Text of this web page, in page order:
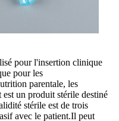
pour l'insertion clinique
pour les
parentale, les
un produit stérile destiné
stérile est de trois
avec le patient.Il peut